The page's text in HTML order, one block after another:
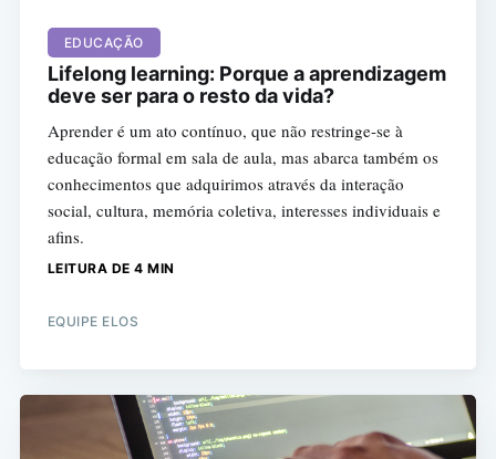
EDUCAÇÃO
Lifelong learning: Porque a aprendizagem
deve ser para o resto da vida?
Aprender é um ato contínuo, que não restringe-se à
educação formal em sala de aula, mas abarca também os
conhecimentos que adquirimos através da interação
social, cultura, memória coletiva, interesses individuais e
afins.
LEITURA DE 4 MIN
EQUIPE ELOS